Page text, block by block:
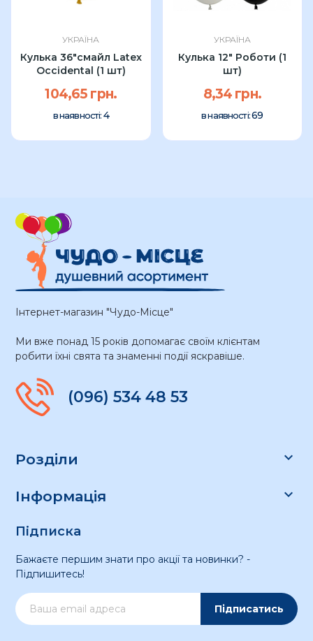
УКРАЇНА
Кулька 36"смайл Latex
Occidental (1 шт)
104,65 грн.
в наявності: 4
УКРАЇНА
Кулька 12" Роботи (1
шт)
8,34 грн.
в наявності:69
Інтернет-магазин "Чудо-Місце"
Ми вже понад 15 років допомагає своїм клієнтам
робити їхні свята та знаменні події яскравіше.
(096) 534 48 53
Розділи 
Інформація 
Підписка
Бажаєте першим знати про акції та новинки? -
Підпишитесь!
Підписатись